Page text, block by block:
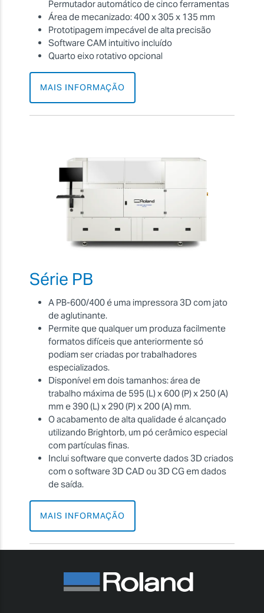
Permutador automático de cinco ferramentas
Área de mecanizado: 400 x 305 x 135 mm
Prototipagem impecável de alta precisão
Software CAM intuitivo incluído
Quarto eixo rotativo opcional
MAIS INFORMAÇÃO
Série PB
A PB-600/400 é uma impressora 3D com jato
de aglutinante.
Permite que qualquer um produza facilmente
formatos difíceis que anteriormente só
podiam ser criadas por trabalhadores
especializados.
Disponível em dois tamanhos: área de
trabalho máxima de 595 (L) x 600 (P) x 250 (A)
mm e 390 (L) x 290 (P) x 200 (A) mm.
O acabamento de alta qualidade é alcançado
utilizando Brightorb, um pó cerâmico especial
com partículas finas.
Inclui software que converte dados 3D criados
com o software 3D CAD ou 3D CG em dados
de saída.
MAIS INFORMAÇÃO